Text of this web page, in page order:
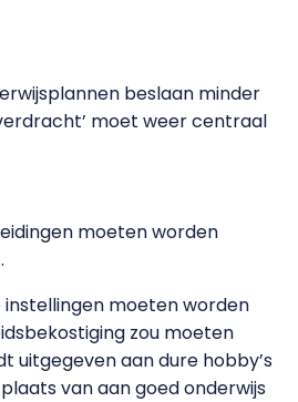
beslaan minder
moet weer centraal
moeten worden
instellingen moeten worden
zou moeten
uitgegeven aan dure hobby’s
van aan goed onderwijs